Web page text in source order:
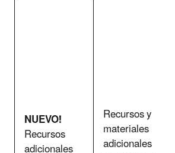
NUEVO!
Recursos
Recursos y
materiales
adicionales